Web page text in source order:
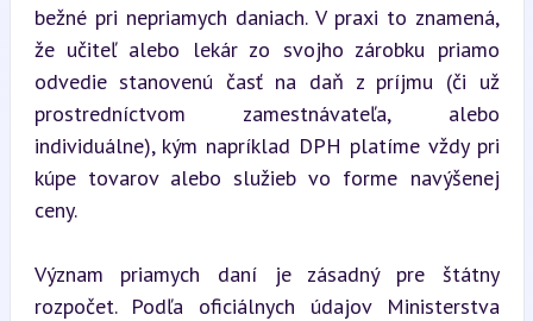
bežné pri nepriamych daniach. V praxi to znamená,
že učiteľ alebo lekár zo svojho zárobku priamo
odvedie stanovenú časť na daň z príjmu (či už
prostredníctvom zamestnávateľa, alebo
individuálne), kým napríklad DPH platíme vždy pri
kúpe tovarov alebo služieb vo forme navýšenej
ceny.
Význam priamych daní je zásadný pre štátny
rozpočet. Podľa oficiálnych údajov Ministerstva